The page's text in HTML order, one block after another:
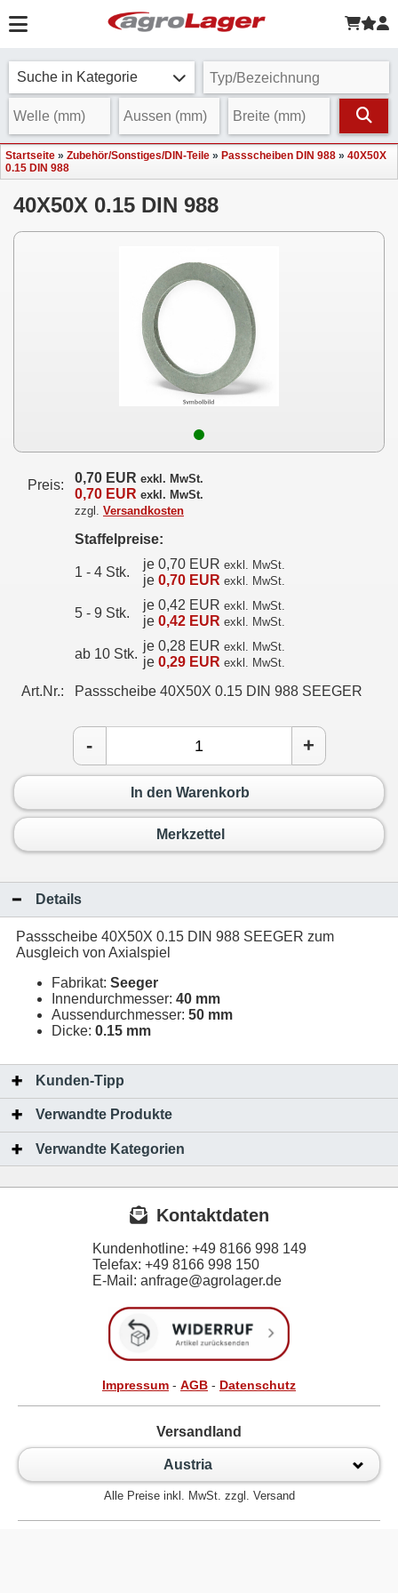
Suche in Kategorie
Startseite » Zubehör/Sonstiges/DIN-Teile » Passscheiben DIN 988 » 40X50X
0.15 DIN 988
40X50X 0.15 DIN 988
Preis: 0,70 EUR exkl. MwSt.
0,70 EUR exkl. MwSt.
zzgl. Versandkosten
Staffelpreise:
1 - 4 Stk.
je 0,70 EUR exkl. MwSt.
je 0,70 EUR exkl. MwSt.
5 - 9 Stk.
je 0,42 EUR exkl. MwSt.
je 0,42 EUR exkl. MwSt.
ab 10 Stk.
je 0,28 EUR exkl. MwSt.
je 0,29 EUR exkl. MwSt.
Art.Nr.: Passscheibe 40X50X 0.15 DIN 988 SEEGER
- +
In den Warenkorb
Merkzettel
Details
Passscheibe 40X50X 0.15 DIN 988 SEEGER zum
Ausgleich von Axialspiel
Fabrikat: Seeger
Innendurchmesser: 40 mm
Aussendurchmesser: 50 mm
Dicke: 0.15 mm
Kunden-Tipp
Verwandte Produkte
Verwandte Kategorien
Kontaktdaten
Kundenhotline: +49 8166 998 149
Telefax: +49 8166 998 150
E-Mail: anfrage@agrolager.de
Impressum - AGB - Datenschutz
Versandland
Austria
Alle Preise inkl. MwSt. zzgl. Versand